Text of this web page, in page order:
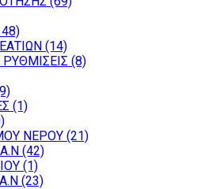
(14)
(8)
(1)
ΝΕΡΟΥ (21)
(42)
(1)
(23)